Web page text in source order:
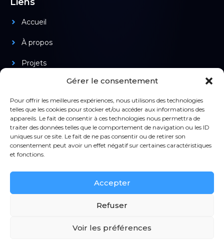
Gérer le consentement
Pour offrir les meilleures expériences, nous utilisons des technologies
telles que les cookies pour stocker et/ou accéder aux informations des
appareils. Le fait de consentir à ces technologies nous permettra de
traiter des données telles que le comportement de navigation ou les ID
uniques sur ce site. Le fait de ne pas consentir ou de retirer son
consentement peut avoir un effet négatif sur certaines caractéristiques
et fonctions.
Accepter
Refuser
Voir les préférences
Accueil
À propos
Projets
Légal
Confidentialité